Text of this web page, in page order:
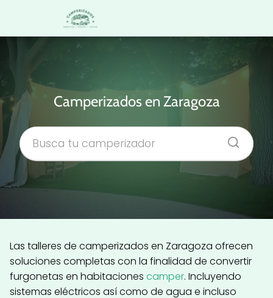
Camperizados en Zaragoza
Las talleres de camperizados en Zaragoza ofrecen
soluciones completas con la finalidad de convertir
furgonetas en habitaciones camper. Incluyendo
sistemas eléctricos así como de agua e incluso